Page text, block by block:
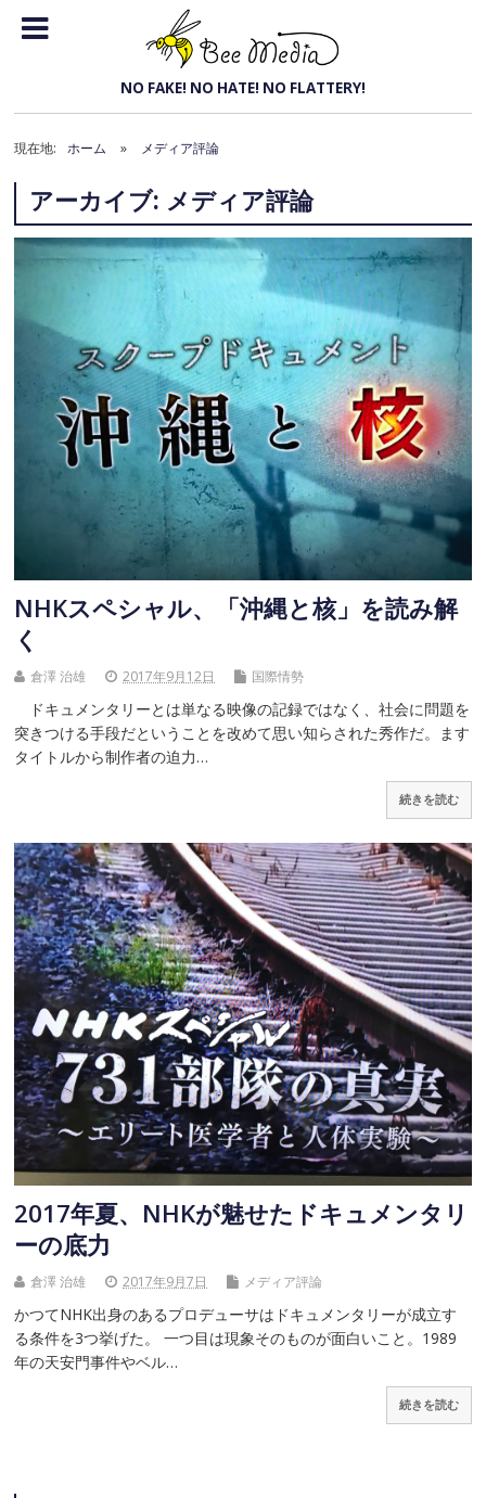
ー
Bee Media
NO FAKE! NO HATE! NO FLATTERY!
現在地: ホーム » メディア評論
アーカイブ: メディア評論
NHKスペシャル、「沖縄と核」を読み解
く
倉澤 治雄 2017年9月12日 国際情勢
ドキュメンタリーとは単なる映像の記録ではなく、社会に問題を
突きつける手段だということを改めて思い知らされた秀作だ。ます
タイトルから制作者の迫力…
続きを読む
2017年夏、NHKが魅せたドキュメンタリ
ーの底力
倉澤 治雄 2017年9月7日 メディア評論
かつてNHK出身のあるプロデューサはドキュメンタリーが成立す
る条件を3つ挙げた。 一つ目は現象そのものが面白いこと。1989
年の天安門事件やベル…
続きを読む